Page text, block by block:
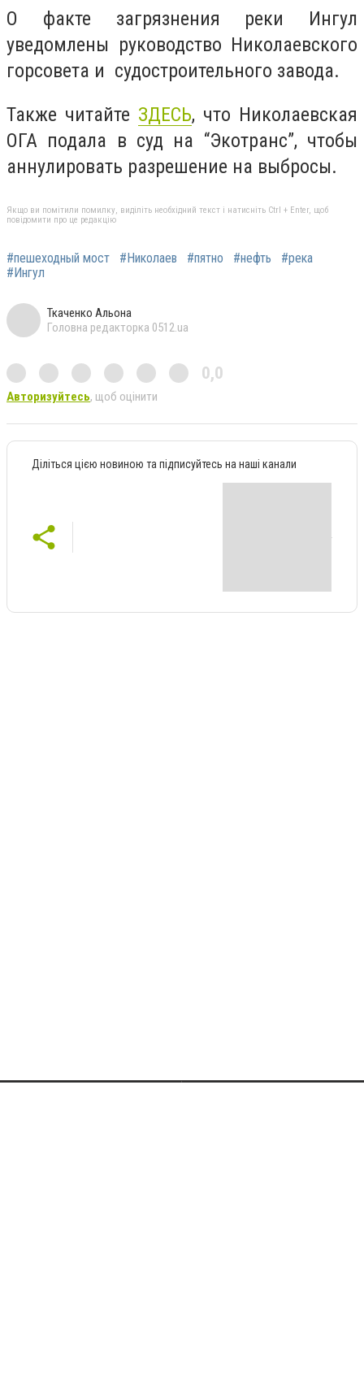
О факте загрязнения реки Ингул
уведомлены руководство Николаевского
горсовета и судостроительного завода.
Также читайте ЗДЕСЬ, что Николаевская
ОГА подала в суд на “Экотранс”, чтобы
аннулировать разрешение на выбросы.
Якщо ви помітили помилку, виділіть необхідний текст і натисніть Ctrl + Enter, щоб
повідомити про це редакцію
#пешеходный мост #Николаев #пятно #нефть
#река
#Ингул
Ткаченко Альона
Головна редакторка 0512.ua
0,0
Авторизуйтесь, щоб оцінити
Діліться цією новиною та підписуйтесь на наші канали